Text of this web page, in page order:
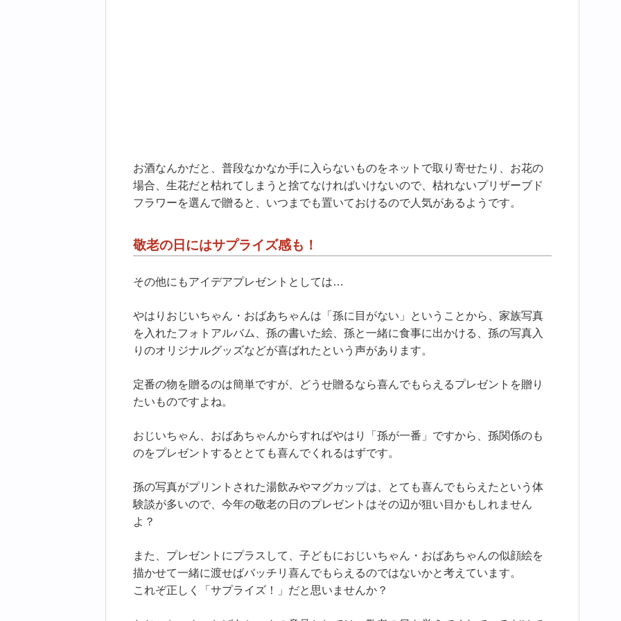
お酒なんかだと、普段なかなか手に入らないものをネットで取り寄せたり、お花の
場合、生花だと枯れてしまうと捨てなければいけないので、枯れないプリザーブド
フラワーを選んで贈ると、いつまでも置いておけるので人気があるようです。
敬老の日にはサプライズ感も！
その他にもアイデアプレゼントとしては…
やはりおじいちゃん・おばあちゃんは「孫に目がない」ということから、家族写真
を入れたフォトアルバム、孫の書いた絵、孫と一緒に食事に出かける、孫の写真入
りのオリジナルグッズなどが喜ばれたという声があります。
定番の物を贈るのは簡単ですが、どうせ贈るなら喜んでもらえるプレゼントを贈り
たいものですよね。
おじいちゃん、おばあちゃんからすればやはり「孫が一番」ですから、孫関係のも
のをプレゼントするととても喜んでくれるはずです。
孫の写真がプリントされた湯飲みやマグカップは、とても喜んでもらえたという体
験談が多いので、今年の敬老の日のプレゼントはその辺が狙い目かもしれません
よ？
また、プレゼントにプラスして、子どもにおじいちゃん・おばあちゃんの似顔絵を
描かせて一緒に渡せばバッチリ喜んでもらえるのではないかと考えています。
これぞ正しく「サプライズ！」だと思いませんか？